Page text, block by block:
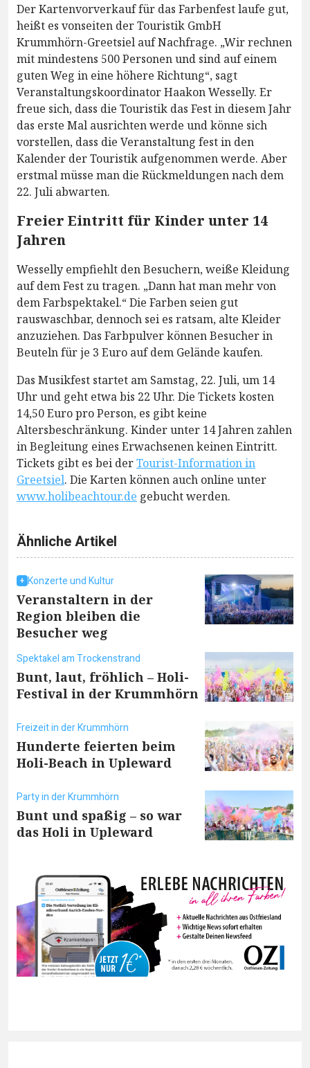
Der Kartenvorverkauf für das Farbenfest laufe gut,
heißt es vonseiten der Touristik GmbH
Krummhörn-Greetsiel auf Nachfrage. „Wir rechnen
mit mindestens 500 Personen und sind auf einem
guten Weg in eine höhere Richtung“, sagt
Veranstaltungskoordinator Haakon Wesselly. Er
freue sich, dass die Touristik das Fest in diesem Jahr
das erste Mal ausrichten werde und könne sich
vorstellen, dass die Veranstaltung fest in den
Kalender der Touristik aufgenommen werde. Aber
erstmal müsse man die Rückmeldungen nach dem
22. Juli abwarten.
Freier Eintritt für Kinder unter 14
Jahren
Wesselly empfiehlt den Besuchern, weiße Kleidung
auf dem Fest zu tragen. „Dann hat man mehr von
dem Farbspektakel.“ Die Farben seien gut
rauswaschbar, dennoch sei es ratsam, alte Kleider
anzuziehen. Das Farbpulver können Besucher in
Beuteln für je 3 Euro auf dem Gelände kaufen.
Das Musikfest startet am Samstag, 22. Juli, um 14
Uhr und geht etwa bis 22 Uhr. Die Tickets kosten
14,50 Euro pro Person, es gibt keine
Altersbeschränkung. Kinder unter 14 Jahren zahlen
in Begleitung eines Erwachsenen keinen Eintritt.
Tickets gibt es bei derTourist-Information in
Greetsiel. Die Karten können auch online unter
www.holibeachtour.de gebucht werden.
Ähnliche Artikel
Konzerte und Kultur
Veranstaltern in der
Region bleiben die
Besucher weg
Spektakel am Trockenstrand
Bunt, laut, fröhlich – Holi-
Festival in der Krummhörn
Freizeit in der Krummhörn
Hunderte feierten beim
Holi-Beach in Upleward
Party in der Krummhörn
Bunt und spaßig – so war
das Holi in Upleward